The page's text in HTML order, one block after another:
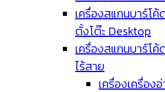
เครื่องสแกนบาร์โค้
ตั้งโต๊ะ Desktop
เครื่องสแกนบาร์โค้
ไร้สาย
เครื่องเครื่อง